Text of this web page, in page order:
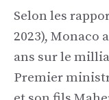
Selon les
2023), Monaco
ans sur le
Premier